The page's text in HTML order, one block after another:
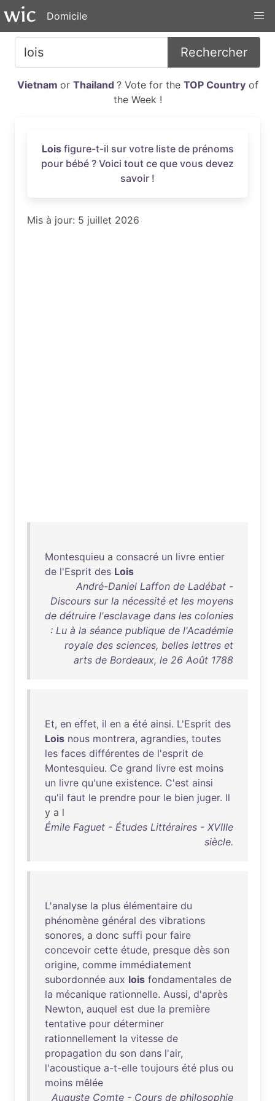
Domicile
Rechercher
Vietnam or Thailand ? Vote for the TOP Countryof
the Week !
Loisfigure-t-il sur votre liste de prénoms
pour bébé ? Voici tout ce que vous devez
savoir !
Mis à jour: 5 juillet 2026
Montesquieu a consacré un livre entier
de l'Esprit des Lois
André-Daniel Laffon de Ladébat -
Discours sur la nécessité et les moyens
de détruire l'esclavage dans les colonies
: Lu à la séance publique de l'Académie
royale des sciences, belles lettres et
arts de Bordeaux, le 26 Août 1788
Et, en effet, il en a été ainsi. L'Esprit des
Lois nous montrera, agrandies, toutes
les faces différentes de l'esprit de
Montesquieu. Ce grand livre est moins
un livre qu'une existence. C'est ainsi
qu'il faut le prendre pour le bien juger. Il
y a l
Émile Faguet - Études Littéraires - XVIIIe
siècle.
L'analyse la plus élémentaire du
phénomène général des vibrations
sonores, a donc suffi pour faire
concevoir cette étude, presque dès son
origine, comme immédiatement
subordonnée aux lois fondamentales de
la mécanique rationnelle. Aussi, d'après
Newton, auquel est due la première
tentative pour déterminer
rationnellement la vitesse de
propagation du son dans l'air,
l'acoustique a-t-elle toujours été plus ou
moins mêlée
Auguste Comte - Cours de philosophie